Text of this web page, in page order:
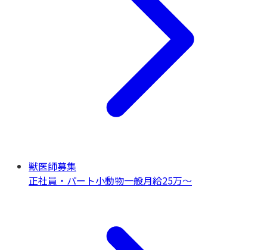
獣医師募集
正社員・パート小動物一般月給25万〜